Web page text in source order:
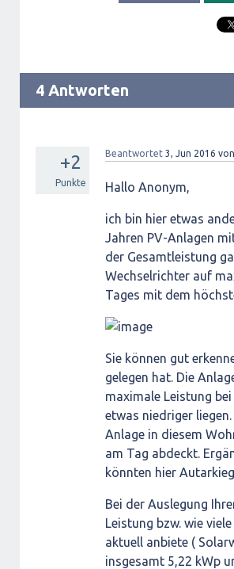
4 Antworten
+2
Punkte
Beantwortet 3, Jun 2016 von
Hallo Anonym,
ich bin hier etwas
Jahren PV-Anlagen
der Gesamtleistung
Wechselrichter auf
Tages mit dem
Sie können gut
gelegen hat. Die
maximale Leistung
etwas niedriger
Anlage in diesem
am Tag abdeckt.
könnten hier
Bei der Auslegung
Leistung bzw. wie
aktuell anbiete (
insgesamt 5,22 kWp